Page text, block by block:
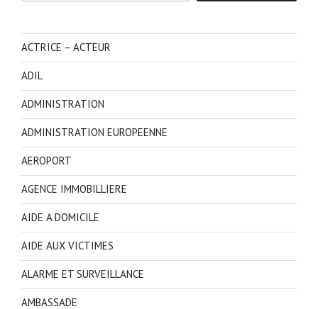
ACTRICE – ACTEUR
ADIL
ADMINISTRATION
ADMINISTRATION EUROPEENNE
AEROPORT
AGENCE IMMOBILLIERE
AIDE A DOMICILE
AIDE AUX VICTIMES
ALARME ET SURVEILLANCE
AMBASSADE